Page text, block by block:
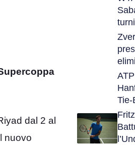
dal 2 al
nuovo
turni
Tie-